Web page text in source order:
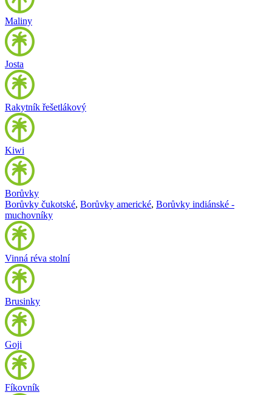
Maliny
Josta
Rakytník řešetlákový
Kiwi
Borůvky
Borůvky čukotské, Borůvky americké, Borůvky indiánské -
muchovníky
Vinná réva stolní
Brusinky
Goji
Fíkovník